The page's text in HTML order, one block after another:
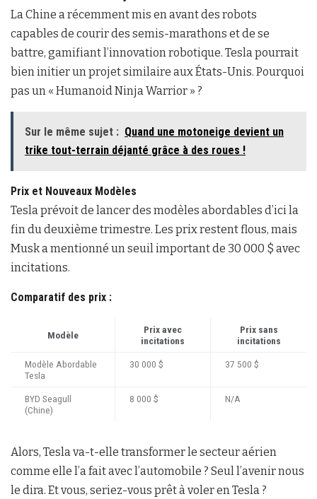
La Chine a récemment mis en avant des robots
capables de courir des semis-marathons et de se
battre, gamifiant l’innovation robotique. Tesla pourrait
bien initier un projet similaire aux États-Unis. Pourquoi
pas un « Humanoid Ninja Warrior » ?
Sur le même sujet : Quand une motoneige devient un
trike tout-terrain déjanté grâce à des roues !
Prix et Nouveaux Modèles
Tesla prévoit de lancer des modèles abordables d’ici la
fin du deuxième trimestre. Les prix restent flous, mais
Musk a mentionné un seuil important de 30 000 $ avec
incitations.
Comparatif des prix :
Modèle
Prix avec
incitations
Prix sans
incitations
Modèle Abordable
Tesla
30 000 $ 37 500 $
BYD Seagull
(Chine)
8 000 $ N/A
Alors, Tesla va-t-elle transformer le secteur aérien
comme elle l’a fait avec l’automobile ? Seul l’avenir nous
le dira. Et vous, seriez-vous prêt à voler en Tesla ?